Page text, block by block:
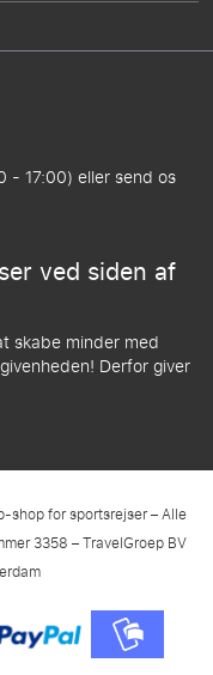
17:00) eller send os
ved siden af
skabe minder med
Derfor giver
for sportsrejser – Alle
3358 – TravelGroep BV